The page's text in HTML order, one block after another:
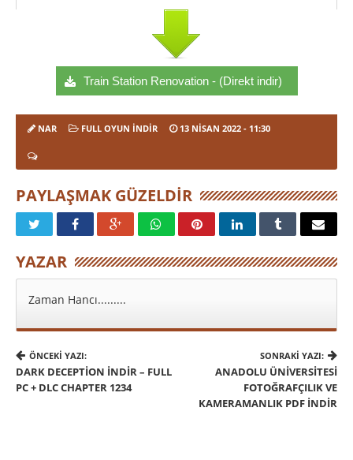
Train Station Renovation - (Direkt indir)
NAR FULL OYUN İNDIR 13 NISAN 2022 - 11:30
PAYLAŞMAK GÜZELDIR
YAZAR
Zaman Hancı.........
ÖNCEKI YAZI:
DARK DECEPTION İNDIR – FULL
PC + DLC CHAPTER 1234
SONRAKI YAZI:
ANADOLU ÜNIVERSITESI
FOTOĞRAFÇILIK VE
KAMERAMANLIK PDF İNDIR